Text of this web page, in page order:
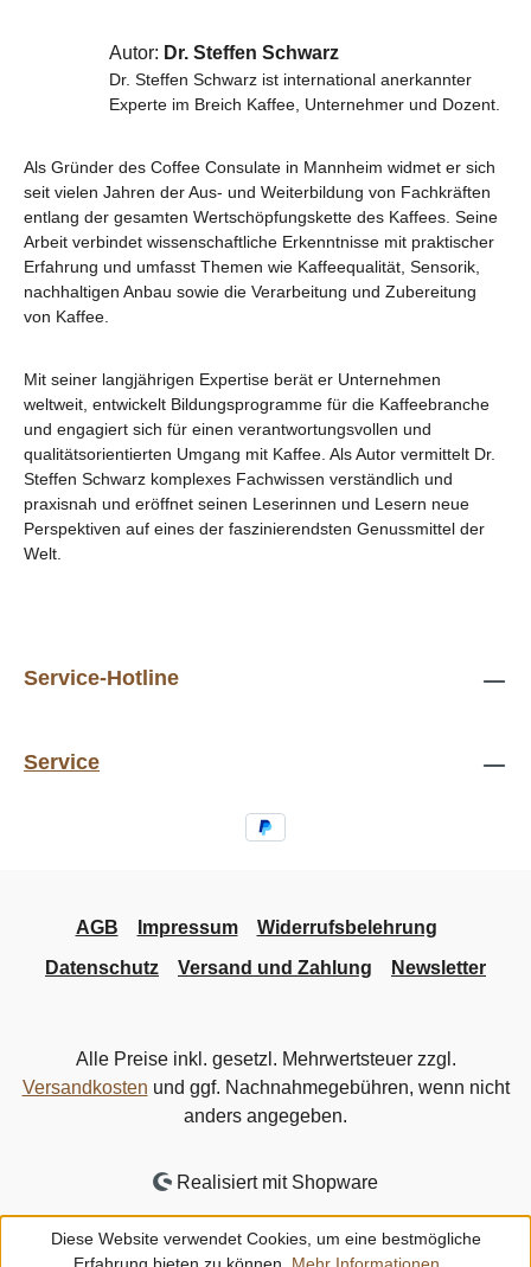
Autor: Dr. Steffen Schwarz
Dr. Steffen Schwarz ist international anerkannter
Experte im Breich Kaffee, Unternehmer und Dozent.
Als Gründer des Coffee Consulate in Mannheim widmet er sich
seit vielen Jahren der Aus- und Weiterbildung von Fachkräften
entlang der gesamten Wertschöpfungskette des Kaffees. Seine
Arbeit verbindet wissenschaftliche Erkenntnisse mit praktischer
Erfahrung und umfasst Themen wie Kaffeequalität, Sensorik,
nachhaltigen Anbau sowie die Verarbeitung und Zubereitung
von Kaffee.
Mit seiner langjährigen Expertise berät er Unternehmen
weltweit, entwickelt Bildungsprogramme für die Kaffeebranche
und engagiert sich für einen verantwortungsvollen und
qualitätsorientierten Umgang mit Kaffee. Als Autor vermittelt Dr.
Steffen Schwarz komplexes Fachwissen verständlich und
praxisnah und eröffnet seinen Leserinnen und Lesern neue
Perspektiven auf eines der faszinierendsten Genussmittel der
Welt.
Service-Hotline
Service
AGB Impressum
Widerrufsbelehrung
Datenschutz
Versand und Zahlung Newsletter
Alle Preise inkl. gesetzl. Mehrwertsteuer zzgl.
Versandkosten und ggf. Nachnahmegebühren, wenn nicht
anders angegeben.
Realisiert mit Shopware
Diese Website verwendet Cookies, um eine bestmögliche